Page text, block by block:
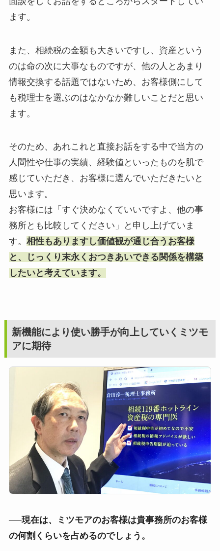
ます。
また、相続税の金額も大きいですし、資産という
のは命の次に大事なものですが、他の人とあまり
情報交換する話題ではないため、お客様側にして
も税理士を選ぶのはなかなか難しいことだと思い
ます。
そのため、あれこれと直接お話をする中で当方の
人間性や仕事の実績、経験値といったものを肌で
感じていただき、お客様に選んでいただきたいと
思います。
お客様には「すぐ決めなくていいですよ、他の事
務所とも比較してください」と申し上げていま
す。 相性もありますし価値観が通じ合うお客様
と、じっくり末永くおつきあいできる関係を構築
したいと考えています。
新機能により使い勝手が向上していくミツモ
アに期待
──現在は、ミツモアのお客様は貴事務所のお客様
の何割くらいを占めるのでしょう。